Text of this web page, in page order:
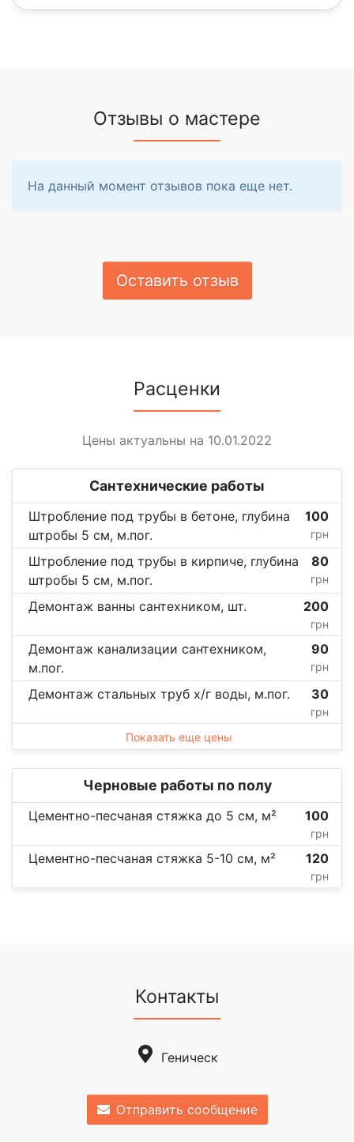
Отзывы о мастере
На данный момент отзывов пока еще нет.
Оставить отзыв
Расценки
Цены актуальны на 10.01.2022
Сантехнические работы
Штробление под трубы в бетоне, глубина
штробы 5 см, м.пог.
100
грн
Штробление под трубы в кирпиче, глубина
штробы 5 см, м.пог.
80
грн
Демонтаж ванны сантехником, шт. 200
грн
Демонтаж канализации сантехником,
м.пог.
90
грн
Демонтаж стальных труб х/г воды, м.пог. 30
грн
Показать еще цены
Черновые работы по полу
Цементно-песчаная стяжка до 5 см, м² 100
грн
Цементно-песчаная стяжка 5-10 см, м² 120
грн
Контакты
Геническ
Отправить сообщение